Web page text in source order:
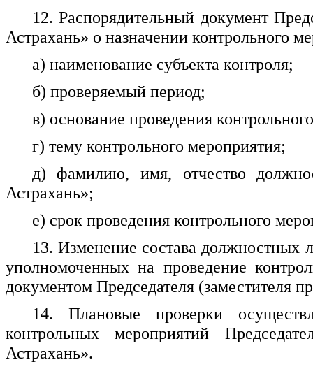
12. Распорядительный документ
Астрахань» о назначении контрольного
а) наименование субъекта контроля;
б) проверяемый период;
в) основание проведения
г) тему контрольного мероприятия;
д) фамилию, имя, отчество
Астрахань»;
е) срок проведения контрольного
13. Изменение состава
уполномоченных на проведение
документом Председателя (заместителя
14. Плановые проверки
контрольных мероприятий
Астрахань».